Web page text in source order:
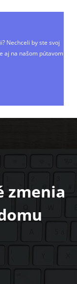
Nechceli by ste svoj
aj na našom pútavom
zmenia